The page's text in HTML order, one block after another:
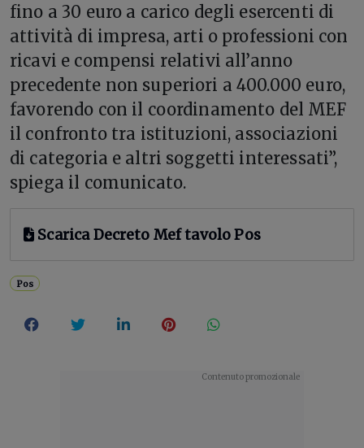
fino a 30 euro a carico degli esercenti di
attività di impresa, arti o professioni con
ricavi e compensi relativi all’anno
precedente non superiori a 400.000 euro,
favorendo con il coordinamento del MEF
il confronto tra istituzioni, associazioni
di categoria e altri soggetti interessati”,
spiega il comunicato.
Scarica Decreto Mef tavolo Pos
Pos